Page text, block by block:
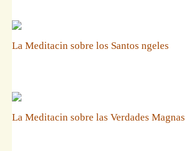
La Meditacin sobre los Santos ngeles
La Meditacin sobre las Verdades Magnas